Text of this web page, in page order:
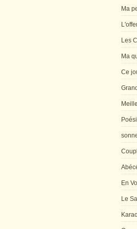
Ma
Les
Ma
Ce
En
Le